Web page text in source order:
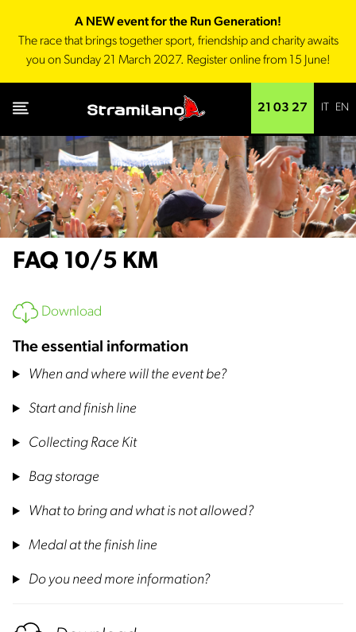
A NEW event for the Run Generation!
The race that brings together sport, friendship and charity awaits
you on Sunday 21 March 2027. Register online from 15 June!
21 03 27 EN
FAQ 10/5 KM
Download
The essential information
When and where will the event be?
Start and finish line
Collecting Race Kit
Bag storage
What to bring and what is not allowed?
Medal at the finish line
Do you need more information?